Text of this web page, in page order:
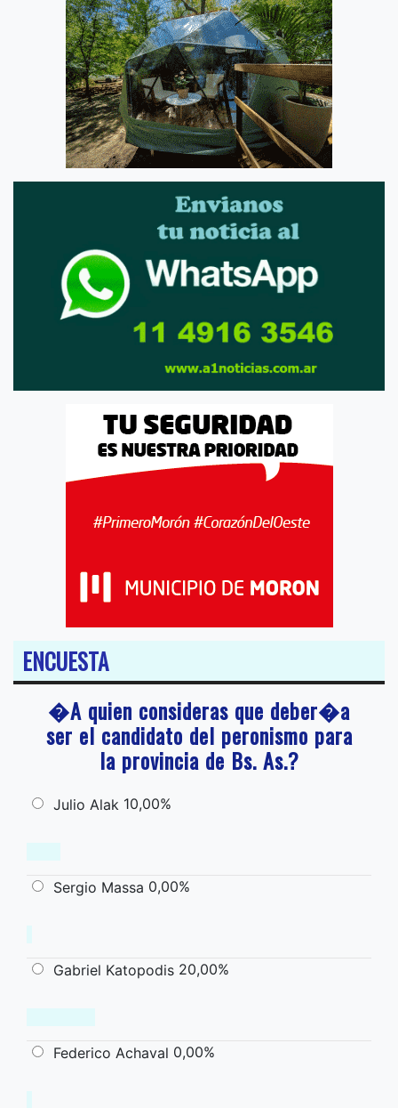
ENCUESTA
�A quien consideras que deber�a
ser el candidato del peronismo para
la provincia de Bs. As.?
Julio Alak 10,00%
Sergio Massa 0,00%
Gabriel Katopodis 20,00%
Federico Achaval 0,00%